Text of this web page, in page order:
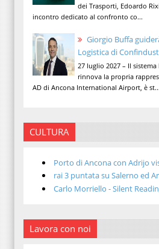
dei Trasporti, Edoardo
incontro dedicato al confronto co...
Giorgio Buffa
Logistica di
27 luglio 2027 – Il
rinnova la propria
AD di Ancona International Airport, è st...
CULTURA
Porto di Ancona con Adrijo
rai 3 puntata su Salerno ed
Carlo Morriello - Silent
Lavora con noi